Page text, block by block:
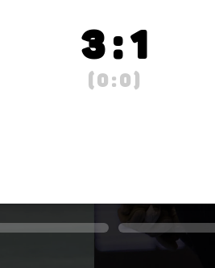
3 : 1
( 0 : 0 )